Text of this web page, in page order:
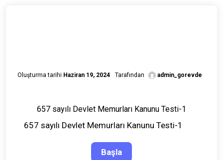
Oluşturma tarihi Haziran 19, 2024 Tarafından admin_gorevde
657 sayılı Devlet Memurları Kanunu Testi-1
657 sayılı Devlet Memurları Kanunu Testi-1